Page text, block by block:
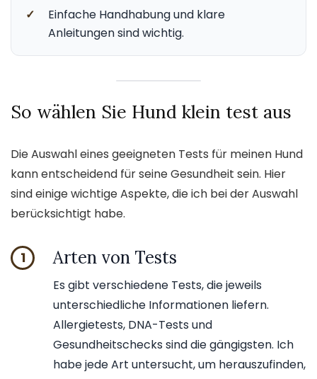
✓
Einfache Handhabung und klare
Anleitungen sind wichtig.
So wählen Sie Hund klein test aus
Die Auswahl eines geeigneten Tests für meinen Hund
kann entscheidend für seine Gesundheit sein. Hier
sind einige wichtige Aspekte, die ich bei der Auswahl
berücksichtigt habe.
1 Arten von Tests
Es gibt verschiedene Tests, die jeweils
unterschiedliche Informationen liefern.
Allergietests, DNA-Tests und
Gesundheitschecks sind die gängigsten. Ich
habe jede Art untersucht, um herauszufinden,